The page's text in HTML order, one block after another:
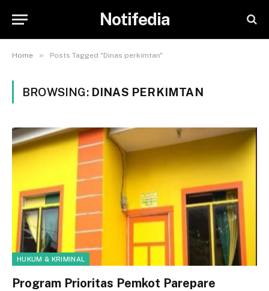
Notifedia
Home » Posts Tagged "Dinas perkimtan"
BROWSING: DINAS PERKIMTAN
HUKUM & KRIMINAL
Program Prioritas Pemkot Parepare